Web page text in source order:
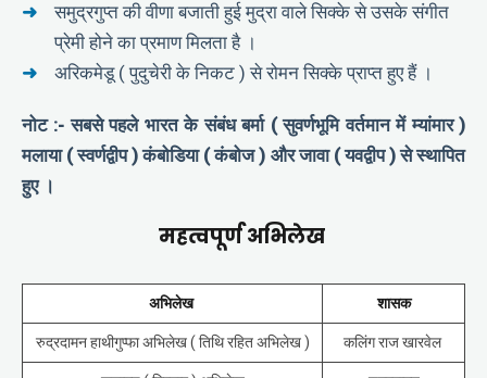
समुद्रगुप्त की वीणा बजाती हुई मुद्रा वाले सिक्के से उसके संगीत
प्रेमी होने का प्रमाण मिलता है ।
अरिकमेडू ( पुदुचेरी के निकट ) से रोमन सिक्के प्राप्त हुए हैं ।
नोट :- सबसे पहले भारत के संबंध बर्मा ( सुवर्णभूमि वर्तमान में म्यांमार )
मलाया ( स्वर्णद्वीप ) कंबोडिया ( कंबोज ) और जावा ( यवद्वीप ) से स्थापित
हुए ।
महत्वपूर्ण अभिलेख
अभिलेख शासक
रुद्रदामन हाथीगुप्फा अभिलेख ( तिथि रहित अभिलेख ) कलिंग राज खारवेल